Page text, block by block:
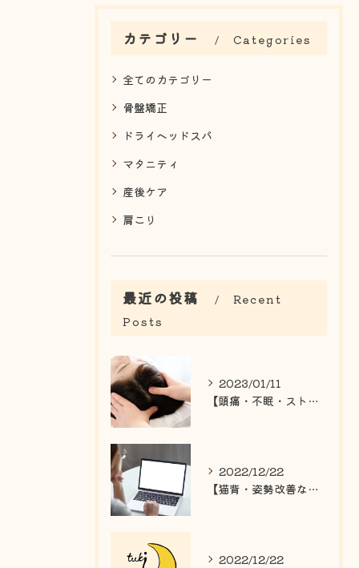
カテゴリー Categories
全てのカテゴリー
骨盤矯正
ドライヘッドスパ
マタニティ
産後ケア
肩こり
最近の投稿
Recent
Posts
2023/01/11
【頭痛・不眠・ストレスの改善なら】能美市の整体院 月
2022/12/22
【猫背・姿勢改善なら】能美市の整体院 月
2022/12/22